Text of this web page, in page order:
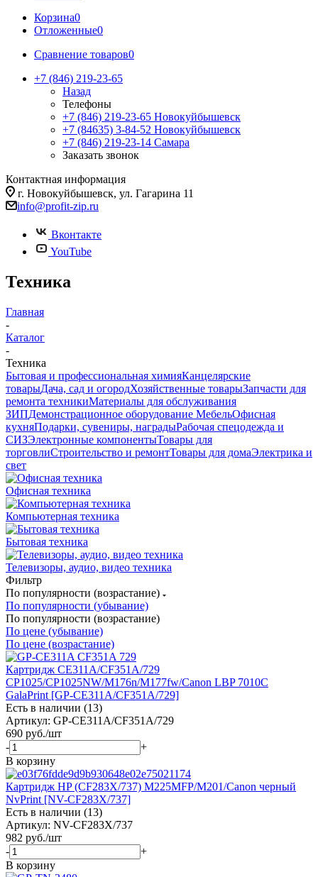
Корзина0
Отложенные0
Сравнение товаров0
+7 (846) 219-23-65
Назад
Телефоны
+7 (846) 219-23-65 Новокуйбышевск
+7 (84635) 3-84-52 Новокуйбышевск
+7 (846) 219-23-14 Самара
Заказать звонок
Контактная информация
г. Новокуйбышевск, ул. Гагарина 11
info@profit-zip.ru
Вконтакте
YouTube
Техника
Главная
-
Каталог
-
Техника
Бытовая и профессиональная химияКанцелярские
товарыДача, сад и огородХозяйственные товарыЗапчасти для
ремонта техникиМатериалы для обслуживания
ЗИПДемонстрационное оборудование МебельОфисная
кухняПодарки, сувениры, наградыРабочая спецодежда и
СИЗЭлектронные компонентыТовары для
торговлиСтроительство и ремонтТовары для домаЭлектрика и
свет
Офисная техника
Компьютерная техника
Бытовая техника
Телевизоры, аудио, видео техника
Фильтр
По популярности (возрастание)
По популярности (убывание)
По популярности (возрастание)
По цене (убывание)
По цене (возрастание)
Картридж CE311A/CF351A/729
CP1025/CP1025NW/M176n/M177fw/Canon LBP 7010C
GalaPrint [GP-CE311A/CF351A/729]
Есть в наличии (13)
Артикул: GP-CE311A/CF351A/729
690 руб./шт
-
+
В корзину
Картридж HP (CF283X/737) M225MFP/M201/Canon черный
NvPrint [NV-CF283X/737]
Есть в наличии (13)
Артикул: NV-CF283X/737
982 руб./шт
-
+
В корзину